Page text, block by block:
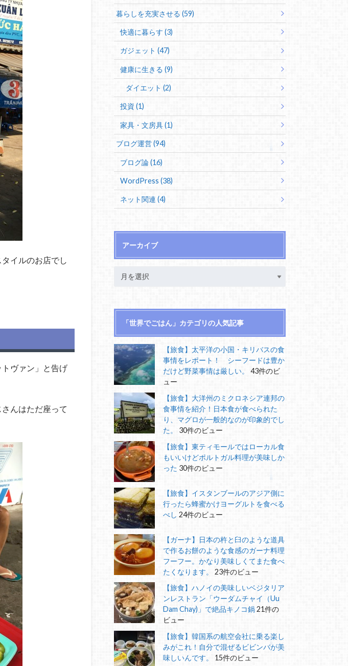
イルのお店でし
ヴァン」と告げ
んはただ座って
暮らしを充実させる (59)
快適に暮らす (3)
ガジェット (47)
健康に生きる (9)
ダイエット (2)
投資 (1)
家具・文房具 (1)
ブログ運営 (94)
ブログ論 (16)
WordPress (38)
ネット関連 (4)
アーカイブ
「世界でごはん」カテゴリの人気記事
【旅食】太平洋の小国・キリバスの食
事情をレポート！ シーフードは豊か
だけど野菜事情は厳しい。
43件のビ
ュー
【旅食】大洋州のミクロネシア連邦の
食事情を紹介！日本食が食べられた
り、マグロが一般的なのが印象的でし
た。
30件のビュー
【旅食】東ティモールではローカル食
もいいけどポルトガル料理が美味しか
った 30件のビュー
【旅食】イスタンブールのアジア側に
行ったら蜂蜜かけヨーグルトを食べる
べし 24件のビュー
【ガーナ】日本の杵と臼のような道具
で作るお餅のような食感のガーナ料理
フーフー。かなり美味しくてまた食べ
たくなります。
23件のビュー
【旅食】ハノイの美味しいベジタリア
ンレストラン「ウーダムチャイ（Uu
Dam Chay)」で絶品キノコ鍋21件の
ビュー
【旅食】韓国系の航空会社に乗る楽し
みがこれ！自分で混ぜるビビンバが美
味しいんです。
15件のビュー